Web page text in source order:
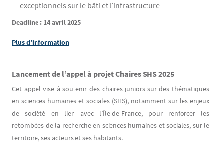
exceptionnels sur le bâti et l’infrastructure
Deadline : 14 avril 2025
Plus d’information
Lancement de l’appel à projet Chaires SHS 2025
Cet appel vise à soutenir des chaires juniors sur des thématiques
en sciences humaines et sociales (SHS), notamment sur les enjeux
de société en lien avec l’Île-de-France, pour renforcer les
retombées de la recherche en sciences humaines et sociales, sur le
territoire, ses acteurs et ses habitants.